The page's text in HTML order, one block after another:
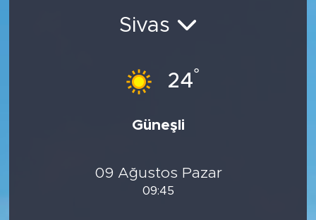
Sivas
24°
Güneşli
09 Ağustos Pazar
09:45